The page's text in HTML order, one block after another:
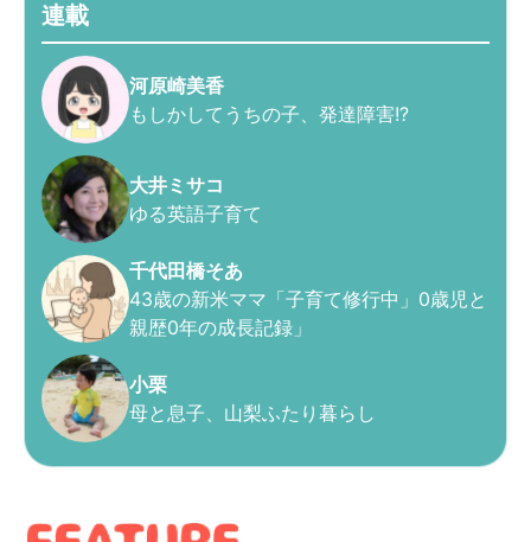
連載
河原崎美香
もしかしてうちの子、発達障害!?
大井ミサコ
ゆる英語子育て
千代田橋そあ
43歳の新米ママ「子育て修行中」0歳児と
親歴0年の成長記録」
小栗
母と息子、山梨ふたり暮らし